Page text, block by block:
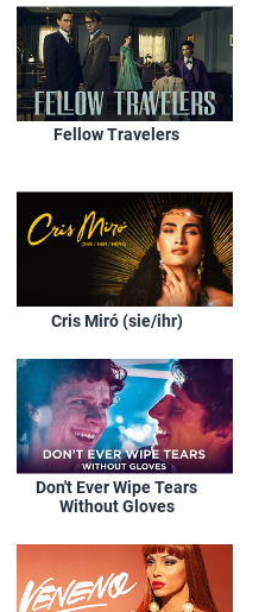
Fellow Travelers
Cris Miró (sie/ihr)
Don't Ever Wipe Tears
Without Gloves